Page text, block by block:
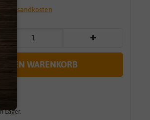
Versandkosten
IN DEN WARENKORB
Lager.